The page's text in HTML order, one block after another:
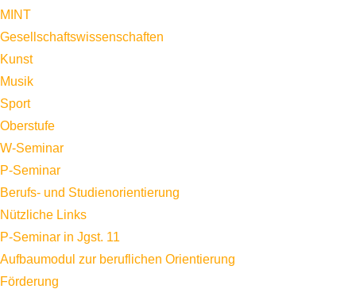
MINT
Gesellschaftswissenschaften
Kunst
Musik
Sport
Oberstufe
W-Seminar
P-Seminar
Berufs- und Studienorientierung
Nützliche Links
P-Seminar in Jgst. 11
Aufbaumodul zur beruflichen Orientierung
Förderung